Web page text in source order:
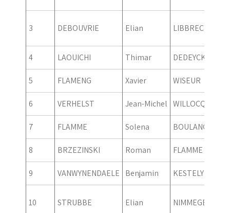
3 DEBOUVRIE Elian LIBBRECHT
4 LAOUICHI Thimar DEDEYCKER
5 FLAMENG Xavier WISEUR
6 VERHELST Jean-Michel WILLOCQ
7 FLAMME Solena BOULANGER
8 BRZEZINSKI Roman FLAMME
9 VANWYNENDAELE Benjamin KESTELYN
10 STRUBBE Elian NIMMEGERS